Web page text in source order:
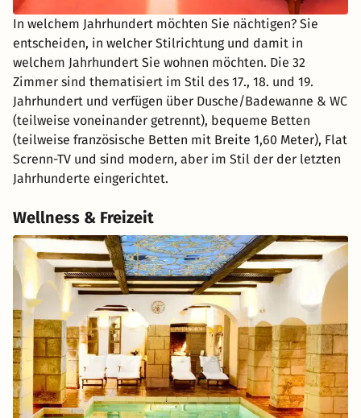
In welchem Jahrhundert möchten Sie nächtigen? Sie
entscheiden, in welcher Stilrichtung und damit in
welchem Jahrhundert Sie wohnen möchten. Die 32
Zimmer sind thematisiert im Stil des 17., 18. und 19.
Jahrhundert und verfügen über Dusche/Badewanne & WC
(teilweise voneinander getrennt), bequeme Betten
(teilweise französische Betten mit Breite 1,60 Meter), Flat
Screnn-TV und sind modern, aber im Stil der der letzten
Jahrhunderte eingerichtet.
Wellness & Freizeit